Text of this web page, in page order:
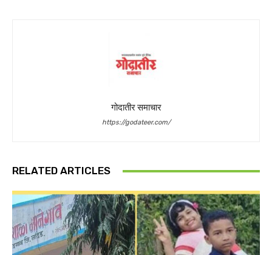
गोदातीर समाचार
https://godateer.com/
RELATED ARTICLES